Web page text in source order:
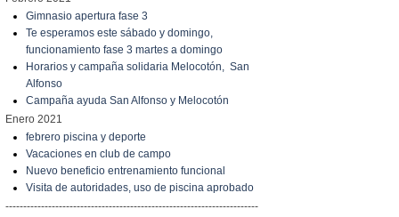
Gimnasio apertura fase 3
Te esperamos este sábado y domingo,
funcionamiento fase 3 martes a domingo
Horarios y campaña solidaria Melocotón, San
Alfonso
Campaña ayuda San Alfonso y Melocotón
Enero 2021
febrero piscina y deporte
Vacaciones en club de campo
Nuevo beneficio entrenamiento funcional
Visita de autoridades, uso de piscina aprobado
-----------------------------------------------------------------------